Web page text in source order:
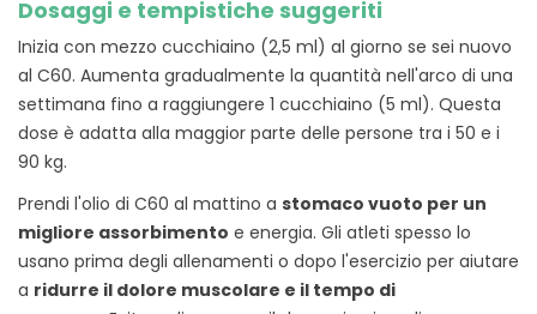
Dosaggi e tempistiche suggeriti
Inizia con mezzo cucchiaino (2,5 ml) al giorno se sei nuovo
al C60. Aumenta gradualmente la quantità nell'arco di una
settimana fino a raggiungere 1 cucchiaino (5 ml). Questa
dose è adatta alla maggior parte delle persone tra i 50 e i
90 kg.
Prendi l'olio di C60 al mattino a stomaco vuoto per un
migliore assorbimento e energia. Gli atleti spesso lo
usano prima degli allenamenti o dopo l'esercizio per aiutare
a ridurre il dolore muscolare e il tempo di